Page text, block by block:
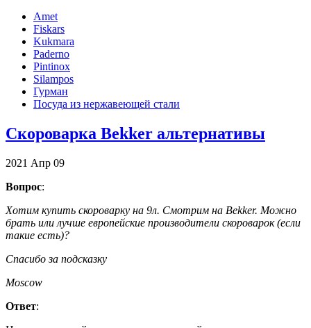
Amet
Fiskars
Kukmara
Paderno
Pintinox
Silampos
Гурман
Посуда из нержавеющей стали
Скороварка Bekker альтернативы
2021 Апр 09
Вопрос:
Хотим купить скороварку на 9л. Смотрим на Bekker. Можно
брать или лучше европейские производители скороварок (если
такие есть)?
Спасибо за подсказку
Moscow
Ответ: